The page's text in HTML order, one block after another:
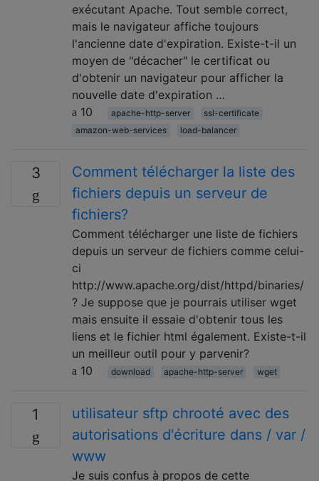
exécutant Apache. Tout semble correct,
mais le navigateur affiche toujours
l'ancienne date d'expiration. Existe-t-il un
moyen de "décacher" le certificat ou
d'obtenir un navigateur pour afficher la
nouvelle date d'expiration …
10
apache-http-server
ssl-certificate
amazon-web-services
load-balancer
3
Comment télécharger la liste des
fichiers depuis un serveur de
fichiers?
Comment télécharger une liste de fichiers
depuis un serveur de fichiers comme celui-
ci
http://www.apache.org/dist/httpd/binaries/
? Je suppose que je pourrais utiliser wget
mais ensuite il essaie d'obtenir tous les
liens et le fichier html également. Existe-t-il
un meilleur outil pour y parvenir?
10
download apache-http-server wget
1
utilisateur sftp chrooté avec des
autorisations d'écriture dans / var /
www
Je suis confus à propos de cette